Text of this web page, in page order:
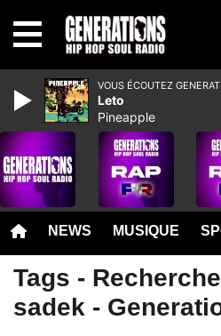
NEWS MUSIQUE
Tags -
sadek -
VOUS ÉCOUTEZ
Leto
Pineapple